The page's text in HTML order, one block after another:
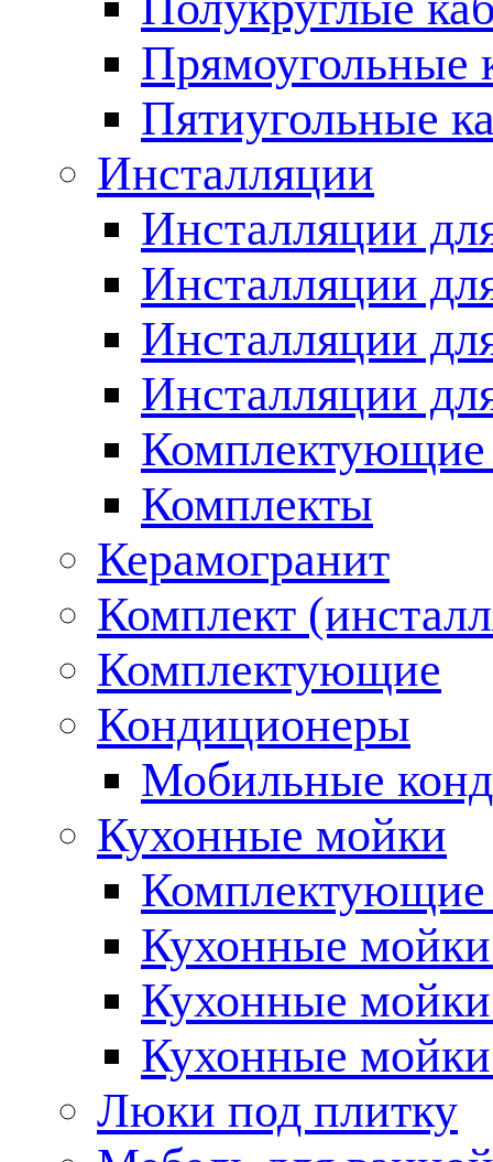
Прямоугольные
Пятиугольные
Инсталляции
Инсталляции
Инсталляции
Инсталляции
Инсталляции
Комплектующие
Комплекты
Керамогранит
Комплект
Комплектующие
Кондиционеры
Мобильные
Кухонные мойки
Комплектующие
Кухонные мойки
Кухонные
Кухонные
Люки под плитку